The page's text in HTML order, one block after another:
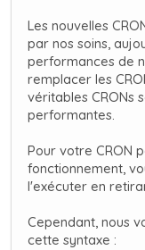
Les nouvelles
par nos soins,
performances de
remplacer les
véritables CRONs
performantes.
Pour votre CRON
fonctionnement,
l'exécuter en
Cependant, nous
cette syntaxe :